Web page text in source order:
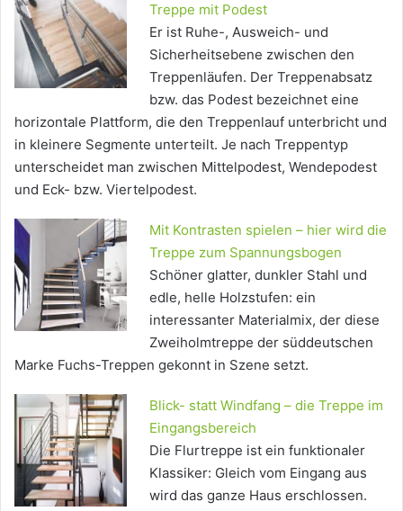
Treppe mit Podest
Er ist Ruhe-, Ausweich- und
Sicherheitsebene zwischen den
Treppenläufen. Der Treppenabsatz
bzw. das Podest bezeichnet eine
horizontale Plattform, die den Treppenlauf unterbricht und
in kleinere Segmente unterteilt. Je nach Treppentyp
unterscheidet man zwischen Mittelpodest, Wendepodest
und Eck- bzw. Viertelpodest.
Mit Kontrasten spielen – hier wird die
Treppe zum Spannungsbogen
Schöner glatter, dunkler Stahl und
edle, helle Holzstufen: ein
interessanter Materialmix, der diese
Zweiholmtreppe der süddeutschen
Marke Fuchs-Treppen gekonnt in Szene setzt.
Blick- statt Windfang – die Treppe im
Eingangsbereich
Die Flurtreppe ist ein funktionaler
Klassiker: Gleich vom Eingang aus
wird das ganze Haus erschlossen.